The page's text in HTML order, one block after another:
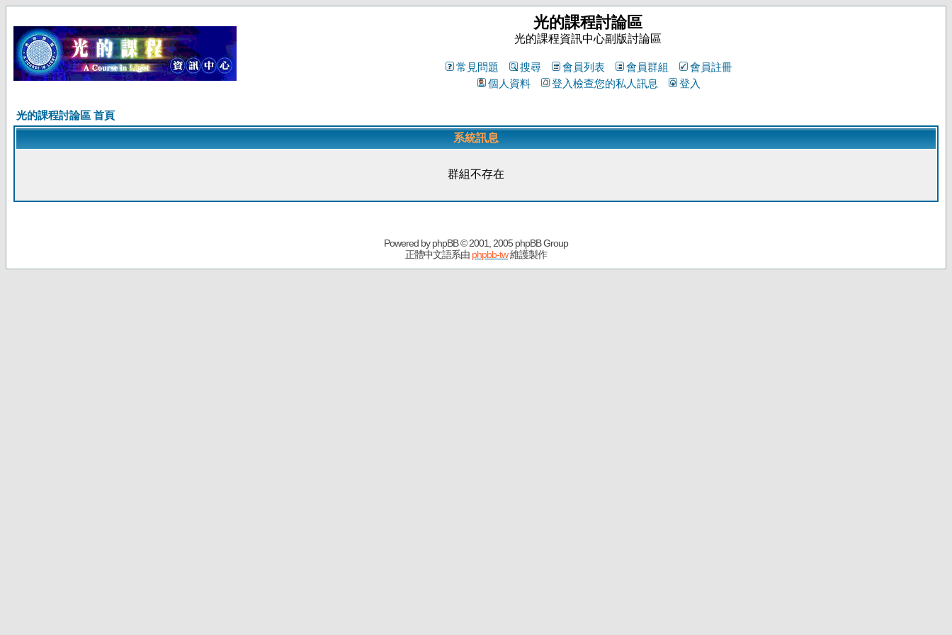
光的課程討論區
光的課程資訊中心副版討論區
常見問題 搜尋 會員列表 會員群組
會員註冊
個人資料
登入檢查您的私人訊息 登入
光的課程討論區 首頁
系統訊息
群組不存在
Powered byphpBB© 2001, 2005 phpBB Group
正體中文語系由 phpbb-tw維護製作